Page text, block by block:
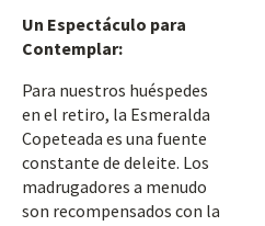
Un Espectáculo para
Contemplar:
Para nuestros huéspedes
en el retiro, la Esmeralda
Copeteada es una fuente
constante de deleite. Los
madrugadores a menudo
son recompensados con la